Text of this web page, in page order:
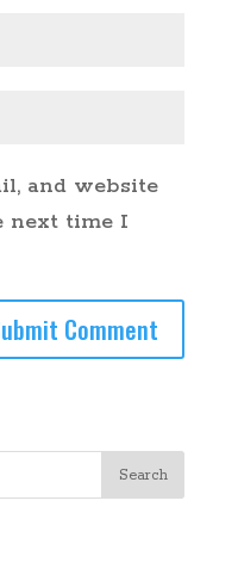
and website
next time I